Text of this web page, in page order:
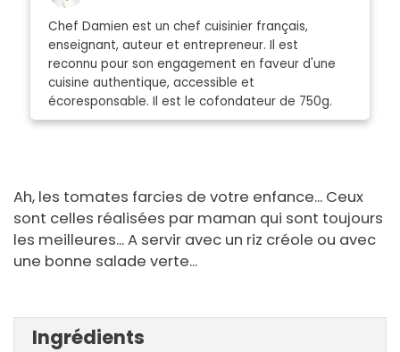
Chef Damien est un chef cuisinier français,
enseignant, auteur et entrepreneur. Il est
reconnu pour son engagement en faveur d'une
cuisine authentique, accessible et
écoresponsable. Il est le cofondateur de 750g.
Ah, les tomates farcies de votre enfance... Ceux
sont celles réalisées par maman qui sont toujours
les meilleures... A servir avec un riz créole ou avec
une bonne salade verte...
Ingrédients